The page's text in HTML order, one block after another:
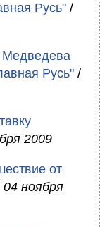
Русь" /
Медведева
Русь" /
2009
от
04 ноября